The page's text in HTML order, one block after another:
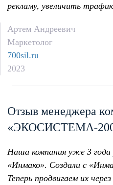
рекламу, увеличить
Артем Андреевич
Маркетолог
700sil.ru
2023
Отзыв менеджера
«ЭКОСИСТЕМА-
Наша компания уже 3 года
«Инмако». Создали с
Теперь продвигаем их